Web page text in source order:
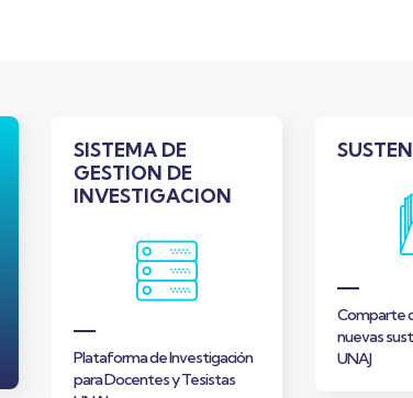
SISTEMA DE
GESTION DE
INVESTIGACION
Plataforma de Investigación
para Docentes y Tesistas
Comparte
nuevas
UNAJ